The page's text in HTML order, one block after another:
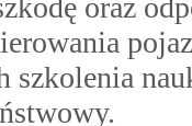
oraz
szkolenia